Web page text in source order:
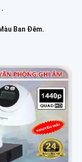
.
Ban Ðêm.